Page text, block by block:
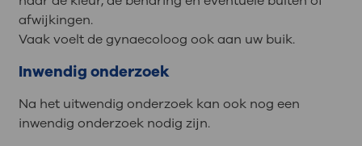
afwijkingen.
Vaak voelt de gynaecoloog ook aan uw buik.
Inwendig onderzoek
Na het uitwendig onderzoek kan ook nog een
inwendig onderzoek nodig zijn.